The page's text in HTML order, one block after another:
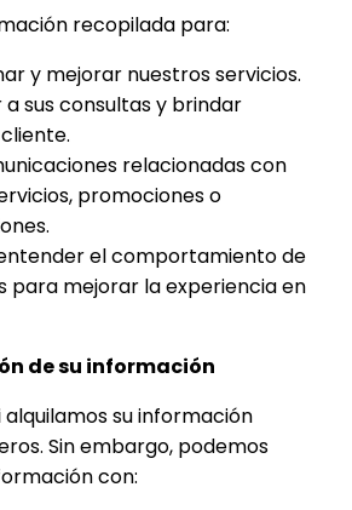
recopilada para:
y mejorar nuestros servicios.
a sus consultas y brindar
relacionadas con
promociones o
el comportamiento de
para mejorar la experiencia en
de su información
alquilamos su información
Sin embargo, podemos
con: